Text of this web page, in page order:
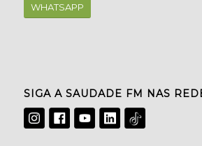
WHATSAPP
SIGA A SAUDADE FM NAS